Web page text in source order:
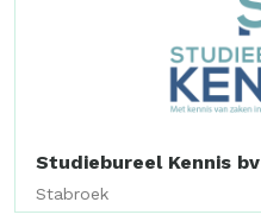
Studiebureel Kennis bv
Stabroek